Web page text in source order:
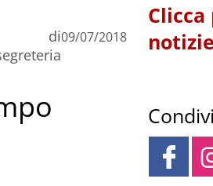
di09/07/2018
notizie